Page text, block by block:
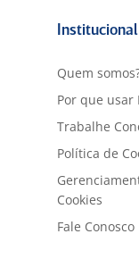
Institucional
Quem
Por que usar
Trabalhe
Política de
Cookies
Fale Conosco